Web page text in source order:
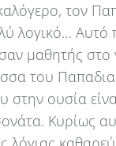
τον
λογικό…
μαθητής στο
του
στην ουσία
Κυρίως